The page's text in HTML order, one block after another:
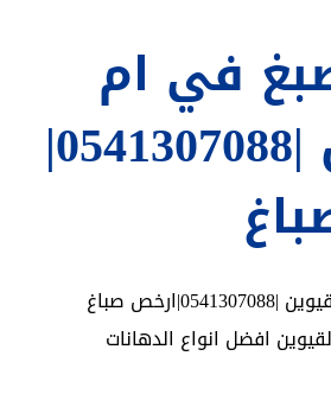
في ام
القيوين |0541307088|
شركة صبغ في ام القيوين |0541307088|ارخص صباغ
افضل انواع الدهانات